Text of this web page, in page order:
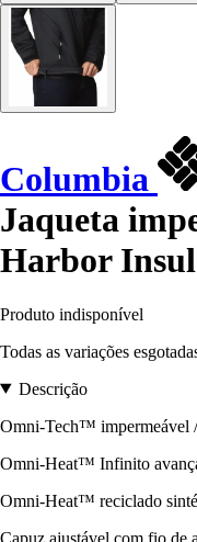
Columbia
Jaqueta
Harbor
Produto indisponível
Todas as variações
Descrição
Omni-Tech™ impermeável
Omni-Heat™ Infinito
Omni-Heat™ reciclado
Capuz ajustável com fio de